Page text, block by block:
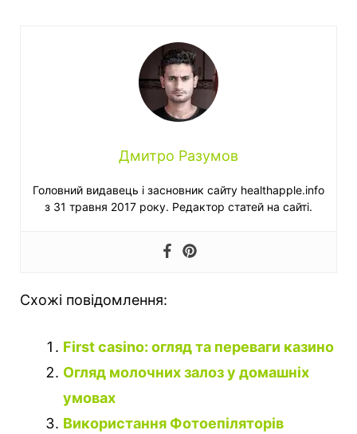
Дмитро Разумов
Головний видавець і засновник сайту healthapple.info
з 31 травня 2017 року. Редактор статей на сайті.
Схожі повідомлення:
First casino: огляд та переваги казино
Огляд молочних залоз у домашніх
умовах
Використання Фотоепіляторів